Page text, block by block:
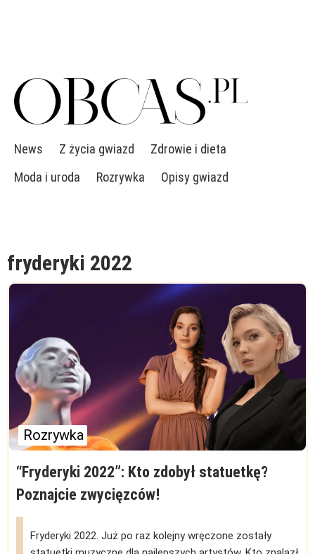
News Z życia gwiazd
Zdrowie i dieta
Moda i uroda
Rozrywka Opisy gwiazd
fryderyki 2022
Rozrywka
“Fryderyki 2022”: Kto zdobył statuetkę?
Poznajcie zwycięzców!
Fryderyki 2022. Już po raz kolejny wręczone zostały